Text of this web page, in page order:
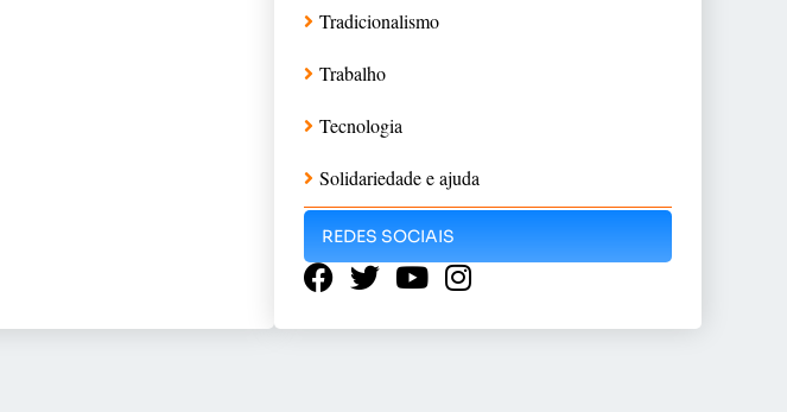
Tradicionalismo
Trabalho
Tecnologia
Solidariedade e ajuda
REDES SOCIAIS